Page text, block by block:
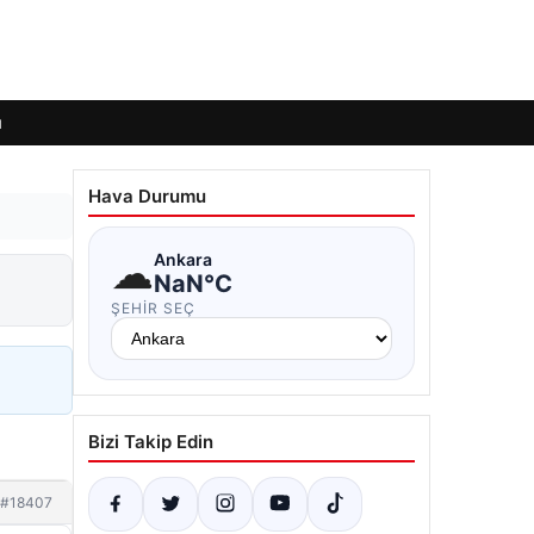
#18407
Hava Durumu
☁Ankara
NaN°C
ŞEHIR SEÇ
Bizi Takip Edin